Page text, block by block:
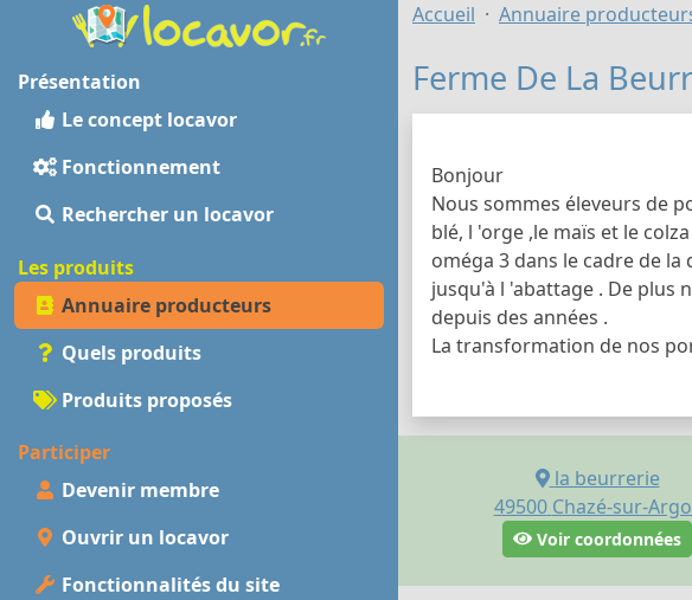
Présentation
Le concept locavor
Fonctionnement
Rechercher un locavor
Les produits
Annuaire producteurs
Quels produits
Produits proposés
Participer
Devenir membre
Ouvrir un locavor
Fonctionnalités du site
Accueil Annuaire
Ferme De La
Bonjour
Nous sommes éleveurs de
blé, l 'orge ,le maïs et le
oméga 3 dans le cadre de
jusqu'à l 'abattage . De plus
depuis des années .
La transformation de nos
la beurrerie
49500 Chazé-sur-
Voir coordonnées